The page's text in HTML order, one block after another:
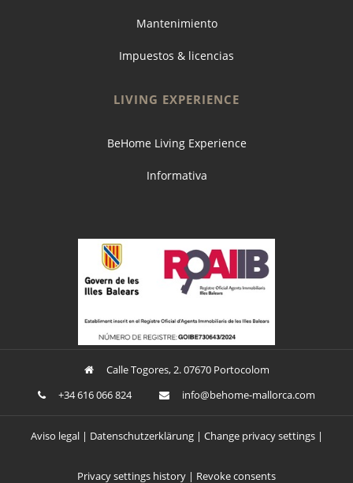
Mantenimiento
Impuestos & licencias
LIVING EXPERIENCE
BeHome Living Experience
Informativa
Calle Togores, 2. 07670 Portocolom
+34 616 066 824
moc.a
croll
am-em
oheb@
ofni
Aviso legal Datenschutzerklärung Change privacy settings
Privacy settings history Revoke consents